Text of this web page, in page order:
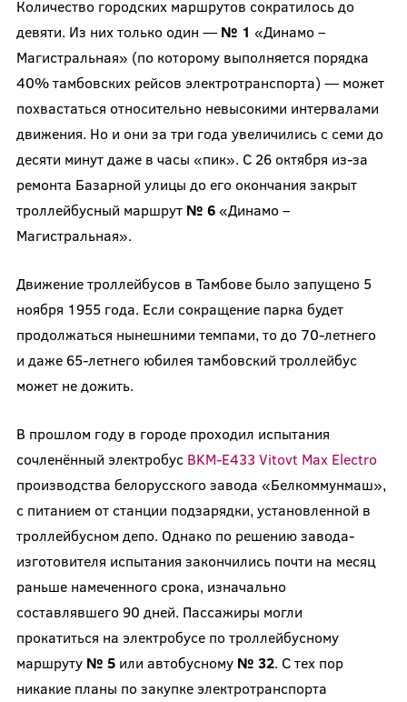
Количество городских маршрутов сократилось до
девяти. Из них только один — № 1 «Динамо –
Магистральная» (по которому выполняется порядка
40% тамбовских рейсов электротранспорта) — может
похвастаться относительно невысокими интервалами
движения. Но и они за три года увеличились с семи до
десяти минут даже в часы «пик». С 26 октября из-за
ремонта Базарной улицы до его окончания закрыт
троллейбусный маршрут № 6«Динамо –
Магистральная».
Движение троллейбусов в Тамбове было запущено 5
ноября 1955 года. Если сокращение парка будет
продолжаться нынешними темпами, то до 70-летнего
и даже 65-летнего юбилея тамбовский троллейбус
может не дожить.
В прошлом году в городе проходил испытания
сочленённый электробус BKM-E433 Vitovt Max Electro
производства белорусского завода «Белкоммунмаш»,
с питанием от станции подзарядки, установленной в
троллейбусном депо. Однако по решению завода-
изготовителя испытания закончились почти на месяц
раньше намеченного срока, изначально
составлявшего 90 дней. Пассажиры могли
прокатиться на электробусе по троллейбусному
маршруту № 5или автобусному № 32. С тех пор
никакие планы по закупке электротранспорта